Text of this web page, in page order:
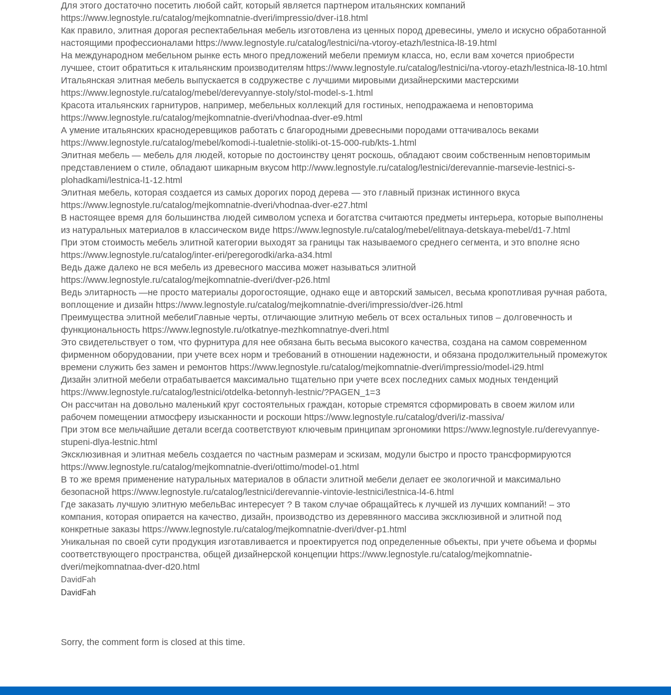
Для этого достаточно посетить любой сайт, который является партнером итальянских компаний
https://www.legnostyle.ru/catalog/mejkomnatnie-dveri/impressio/dver-i18.html
Как правило, элитная дорогая респектабельная мебель изготовлена из ценных пород древесины, умело и искусно обработанной
настоящими профессионалами https://www.legnostyle.ru/catalog/lestnici/na-vtoroy-etazh/lestnica-l8-19.html
На международном мебельном рынке есть много предложений мебели премиум класса, но, если вам хочется приобрести
лучшее, стоит обратиться к итальянским производителям https://www.legnostyle.ru/catalog/lestnici/na-vtoroy-etazh/lestnica-l8-10.html
Итальянская элитная мебель выпускается в содружестве с лучшими мировыми дизайнерскими мастерскими
https://www.legnostyle.ru/catalog/mebel/derevyannye-stoly/stol-model-s-1.html
Красота итальянских гарнитуров, например, мебельных коллекций для гостиных, неподражаема и неповторима
https://www.legnostyle.ru/catalog/mejkomnatnie-dveri/vhodnaa-dver-e9.html
А умение итальянских краснодеревщиков работать с благородными древесными породами оттачивалось веками
https://www.legnostyle.ru/catalog/mebel/komodi-i-tualetnie-stoliki-ot-15-000-rub/kts-1.html
Элитная мебель — мебель для людей, которые по достоинству ценят роскошь, обладают своим собственным неповторимым
представлением о стиле, обладают шикарным вкусом http://www.legnostyle.ru/catalog/lestnici/derevannie-marsevie-lestnici-s-
plohadkami/lestnica-l1-12.html
Элитная мебель, которая создается из самых дорогих пород дерева — это главный признак истинного вкуса
https://www.legnostyle.ru/catalog/mejkomnatnie-dveri/vhodnaa-dver-e27.html
В настоящее время для большинства людей символом успеха и богатства считаются предметы интерьера, которые выполнены
из натуральных материалов в классическом виде https://www.legnostyle.ru/catalog/mebel/elitnaya-detskaya-mebel/d1-7.html
При этом стоимость мебель элитной категории выходят за границы так называемого среднего сегмента, и это вполне ясно
https://www.legnostyle.ru/catalog/inter-eri/peregorodki/arka-a34.html
Ведь даже далеко не вся мебель из древесного массива может называться элитной
https://www.legnostyle.ru/catalog/mejkomnatnie-dveri/dver-p26.html
Ведь элитарность —не просто материалы дорогостоящие, однако еще и авторский замысел, весьма кропотливая ручная работа,
воплощение и дизайн https://www.legnostyle.ru/catalog/mejkomnatnie-dveri/impressio/dver-i26.html
Преимущества элитной мебелиГлавные черты, отличающие элитную мебель от всех остальных типов – долговечность и
функциональность https://www.legnostyle.ru/otkatnye-mezhkomnatnye-dveri.html
Это свидетельствует о том, что фурнитура для нее обязана быть весьма высокого качества, создана на самом современном
фирменном оборудовании, при учете всех норм и требований в отношении надежности, и обязана продолжительный промежуток
времени служить без замен и ремонтов https://www.legnostyle.ru/catalog/mejkomnatnie-dveri/impressio/model-i29.html
Дизайн элитной мебели отрабатывается максимально тщательно при учете всех последних самых модных тенденций
https://www.legnostyle.ru/catalog/lestnici/otdelka-betonnyh-lestnic/?PAGEN_1=3
Он рассчитан на довольно маленький круг состоятельных граждан, которые стремятся сформировать в своем жилом или
рабочем помещении атмосферу изысканности и роскоши https://www.legnostyle.ru/catalog/dveri/iz-massiva/
При этом все мельчайшие детали всегда соответствуют ключевым принципам эргономики https://www.legnostyle.ru/derevyannye-
stupeni-dlya-lestnic.html
Эксклюзивная и элитная мебель создается по частным размерам и эскизам, модули быстро и просто трансформируются
https://www.legnostyle.ru/catalog/mejkomnatnie-dveri/ottimo/model-o1.html
В то же время применение натуральных материалов в области элитной мебели делает ее экологичной и максимально
безопасной https://www.legnostyle.ru/catalog/lestnici/derevannie-vintovie-lestnici/lestnica-l4-6.html
Где заказать лучшую элитную мебельВас интересует ? В таком случае обращайтесь к лучшей из лучших компаний! – это
компания, которая опирается на качество, дизайн, производство из деревянного массива эксклюзивной и элитной под
конкретные заказы https://www.legnostyle.ru/catalog/mejkomnatnie-dveri/dver-p1.html
Уникальная по своей сути продукция изготавливается и проектируется под определенные объекты, при учете объема и формы
соответствующего пространства, общей дизайнерской концепции https://www.legnostyle.ru/catalog/mejkomnatnie-
dveri/mejkomnatnaa-dver-d20.html
DavidFah
DavidFah
Sorry, the comment form is closed at this time.